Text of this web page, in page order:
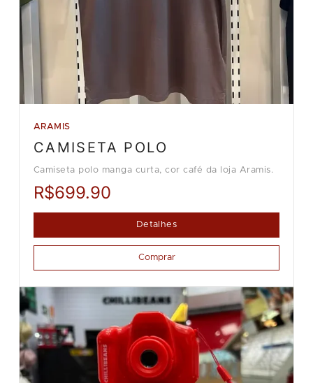
ARAMIS
CAMISETA POLO
Camiseta polo manga curta, cor café da loja Aramis.
R$699.90
Detalhes
Comprar